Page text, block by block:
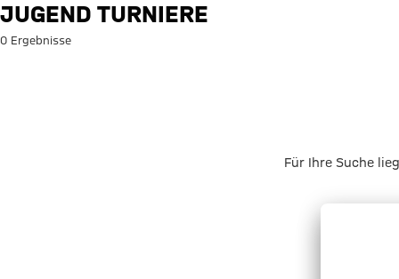
Suche: Jugend Turniere
JUGEND TURNIERE
0 Ergebnisse
Für Ihre Suche